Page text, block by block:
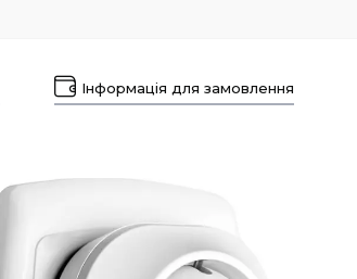
Інформація для замовлення